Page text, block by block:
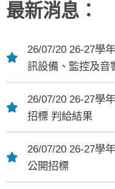
最新消息：
26/07/20 26-27學
訊設備、監控及音
26/07/20 26-27學
招標 判給結果
26/07/20 26-27學
公開招標